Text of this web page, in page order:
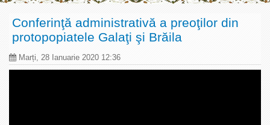
Conferinţă administrativă a preoţilor din
protopopiatele Galaţi şi Brăila
Marți, 28 Ianuarie 2020 12:36